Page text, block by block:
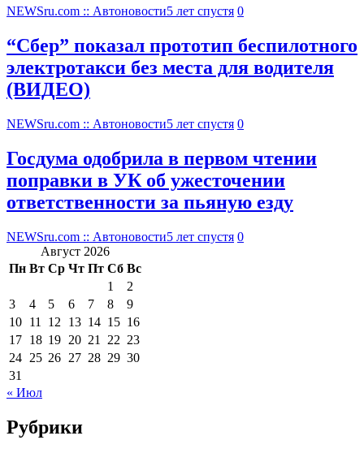
NEWSru.com :: Автоновости5 лет спустя 0
“Сбер” показал прототип беспилотного
электротакси без места для водителя
(ВИДЕО)
NEWSru.com :: Автоновости5 лет спустя 0
Госдума одобрила в первом чтении
поправки в УК об ужесточении
ответственности за пьяную езду
NEWSru.com :: Автоновости5 лет спустя 0
Август 2026
Пн Вт Ср Чт Пт Сб Вс
1
2
3
4 5 6 7 8
9
10 11 12 13 14 15 16
17 18 19 20 21 22 23
24 25 26 27 28 29 30
31
« Июл
Рубрики